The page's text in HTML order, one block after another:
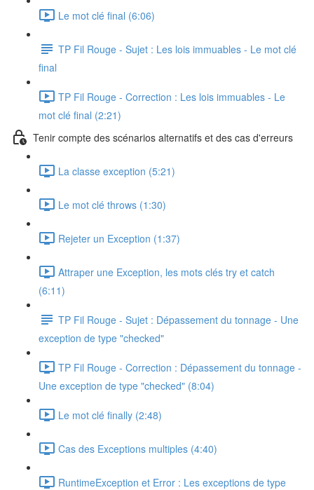
Le mot clé final (6:06)
TP Fil Rouge - Sujet : Les lois immuables - Le mot clé
final
TP Fil Rouge - Correction : Les lois immuables - Le
mot clé final (2:21)
Tenir compte des scénarios alternatifs et des cas d'erreurs
La classe exception (5:21)
Le mot clé throws (1:30)
Rejeter un Exception (1:37)
Attraper une Exception, les mots clés try et catch
(6:11)
TP Fil Rouge - Sujet : Dépassement du tonnage - Une
exception de type "checked"
TP Fil Rouge - Correction : Dépassement du tonnage -
Une exception de type "checked" (8:04)
Le mot clé finally (2:48)
Cas des Exceptions multiples (4:40)
RuntimeException et Error : Les exceptions de type